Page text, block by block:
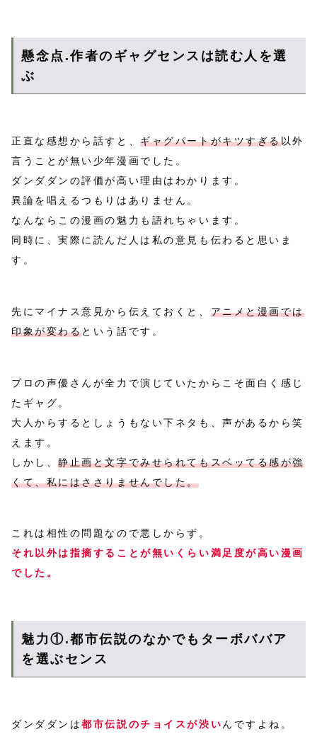
懸念点.作者のギャグセンスは読む人を選
ぶ
正直な感想から話すと、ギャグパートがキツすぎる以外
言うことが無い少年漫画でした。
ダンダダンの評価が高い理由はわかります。
異論を唱えるつもりはありません。
なんならこの漫画の魅力も語れちゃいます。
同時に、実際に読んだ人は私の意見も伝わると思いま
す。
先にマイナス意見から伝えておくと、 アニメと漫画では
印象が変わるという話です。
プロの声優さんが全力で演じていたからこそ面白く感じ
たギャグ。
大人からするとしょうもない下ネタも、声があるから笑
えます。
しかし、静止画と文字でみせられてもスベッてる感が強
くて、私にはささりませんでした。
これは相性の問題なので悪しからず。
それ以外は指摘することが無いくらい満足度が高い漫画
でした。
魅力①.都市伝説のなかでもターボババア
を選ぶセンス
ダンダダンは都市伝説のチョイスが渋いんですよね。